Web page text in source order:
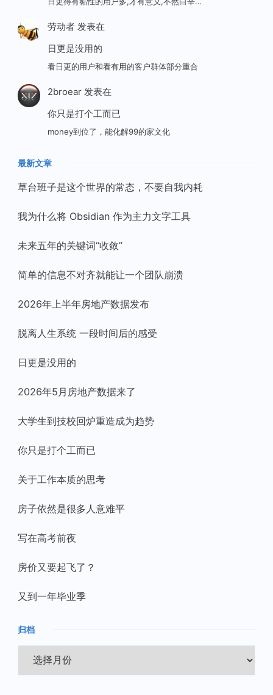
劳动者发表在
日更是没用的
看日更的用户和看有用的客户群体部分重合
2broear发表在
你只是打个工而已
money到位了，能化解99的家文化
最新文章
草台班子是这个世界的常态，不要自我内耗
我为什么将 Obsidian 作为主力文字工具
未来五年的关键词“收敛”
简单的信息不对齐就能让一个团队崩溃
2026年上半年房地产数据发布
脱离人生系统 一段时间后的感受
日更是没用的
2026年5月房地产数据来了
大学生到技校回炉重造成为趋势
你只是打个工而已
关于工作本质的思考
房子依然是很多人意难平
写在高考前夜
房价又要起飞了？
又到一年毕业季
归档
档